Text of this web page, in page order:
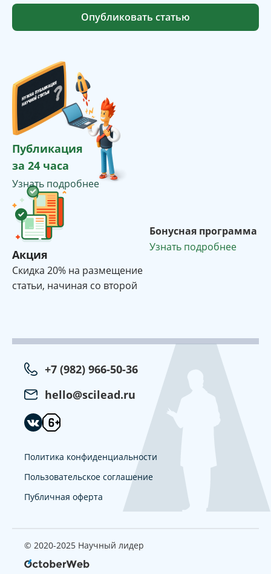
Опубликовать статью
Публикация
за 24 часа
Узнать подробнее
Акция
Cкидка 20% на размещение
статьи, начиная со второй
Бонусная программа
Узнать подробнее
+7 (982) 966-50-36
hello@scilead.ru
Политика конфиденциальности
Пользовательское соглашение
Публичная оферта
© 2020-2025 Научный лидер